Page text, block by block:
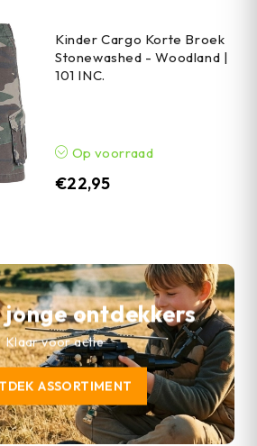
Kinder Cargo Korte Broek
Stonewashed - Woodland |
101 INC.
Op voorraad
€22,95
jonge ontdekkers
Klaar voor actie
ASSORTIMENT